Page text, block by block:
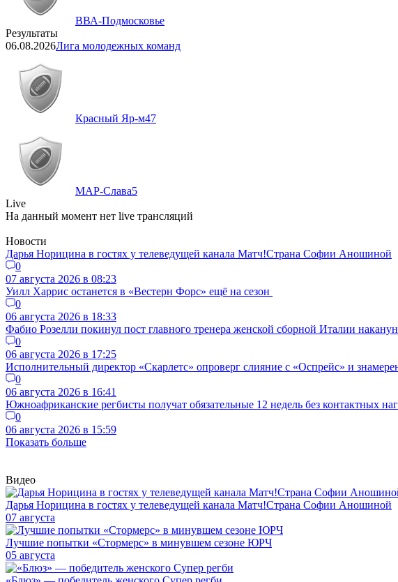
ВВА-Подмосковье
Результаты
06.08.2026Лига молодежных команд
Красный Яр-м47
МАР-Слава5
Live
На данный момент нет live трансляций
Новости
Дарья Норицина в гостях у телеведущей канала Матч!Страна Софии Аношиной
0
07 августа 2026 в 08:23
Уилл Харрис останется в «Вестерн Форс» ещё на сезон
0
06 августа 2026 в 18:33
Фабио Розелли покинул пост главного тренера женской сборной Италии
0
06 августа 2026 в 17:25
Исполнительный директор «Скарлетс» опроверг слияние с «Оспрейс» и
0
06 августа 2026 в 16:41
Южноафриканские регбисты получат обязательные 12 недель без контактных
0
06 августа 2026 в 15:59
Показать больше
Видео
Дарья Норицина в гостях у телеведущей канала Матч!Страна Софии Аношиной
07 августа
Лучшие попытки «Стормерс» в минувшем сезоне ЮРЧ
05 августа